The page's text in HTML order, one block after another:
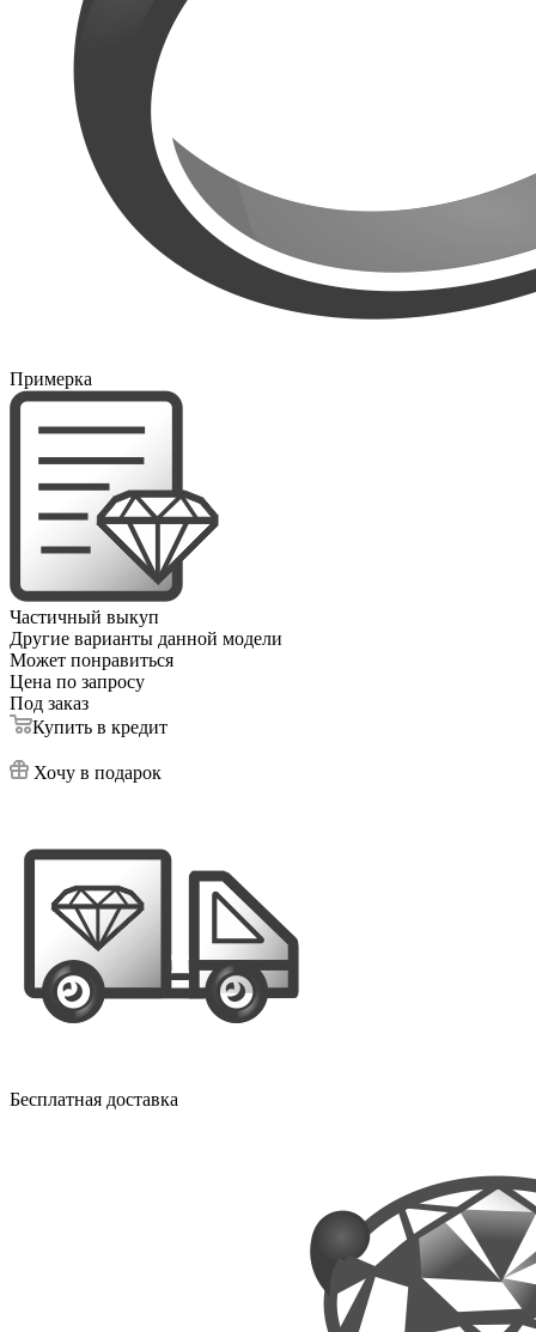
Примерка
Частичный выкуп
Другие варианты данной модели
Может понравиться
Цена по запросу
Под заказ
Купить в кредит
Хочу в подарок
Бесплатная доставка